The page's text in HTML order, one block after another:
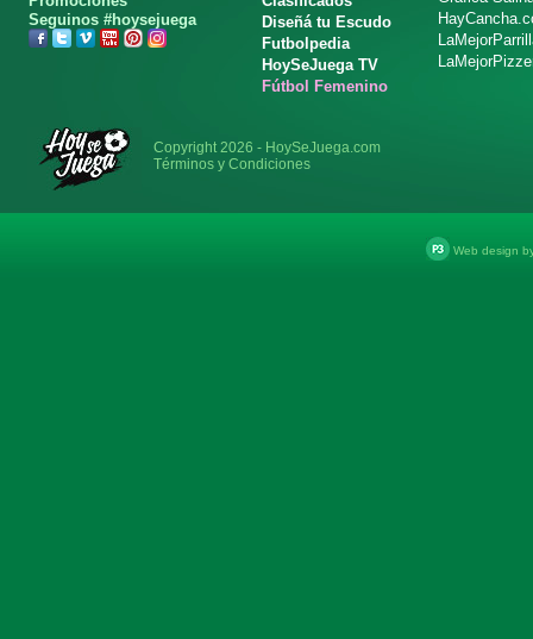
Seguinos #hoysejuega
Diseñá tu Escudo
Futbolpedia
HoySeJuega TV
Fútbol Femenino
Copyright 2026 - HoySeJuega.com
Términos y Condiciones
Web design